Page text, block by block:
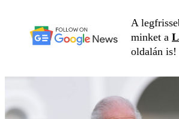
A
minket a
oldalán is!